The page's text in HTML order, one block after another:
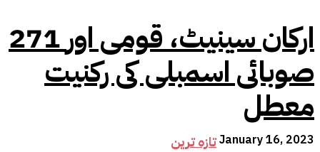
271 ارکان سینیٹ، قومی اور
صوبائی اسمبلی کی رکنیت
معطل
تازہ ترینJanuary 16, 2023